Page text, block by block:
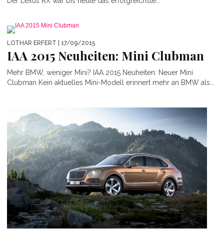
LOTHAR ERFERT | 17/09/2015
IAA 2015 Neuheiten: Mini Clubman
Mehr BMW, weniger Mini? IAA 2015 Neuheiten: Neuer Mini
Clubman Kein aktuelles Mini-Modell erinnert mehr an BMW als...